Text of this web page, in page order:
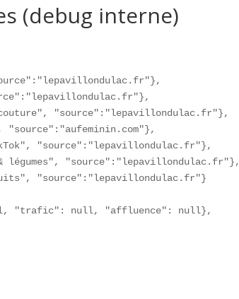
(debug interne)
"source":"lepavillondulac.fr"},
"source":"aufeminin.com"},
"source":"lepavillondulac.fr"},
légumes", "source":"lepavillondulac.fr"},
"source":"lepavillondulac.fr"}
"trafic": null, "affluence": null},